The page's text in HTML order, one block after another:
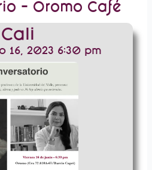
– Oromo Café
Cali
16, 2023 6:30 pm